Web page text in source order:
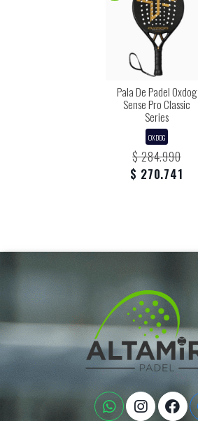
Pala De Padel Oxdog
Sense Pro Classic
Series
OXDOG
$ 284.990
$ 270.741